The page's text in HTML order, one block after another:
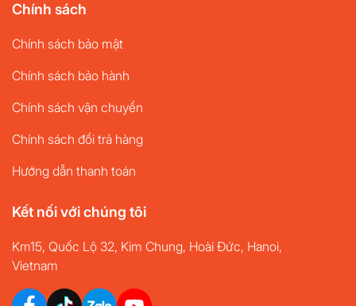
Chính sách
Chính sách bảo mật
Chính sách bảo hành
Chính sách vận chuyển
Chính sách đổi trả hàng
Hướng dẫn thanh toán
Kết nối với chúng tôi
Km15, Quốc Lộ 32, Kim Chung, Hoài Đức, Hanoi,
Vietnam